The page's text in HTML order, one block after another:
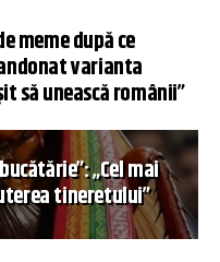
meme după ce
varianta
să unească românii”
„Cel mai
tineretului”